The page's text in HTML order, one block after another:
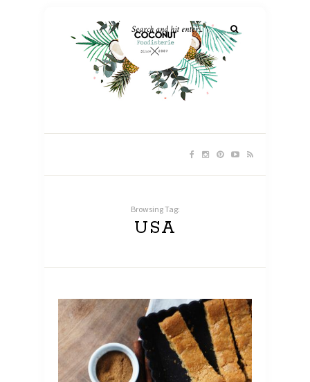
Browsing Tag:
USA